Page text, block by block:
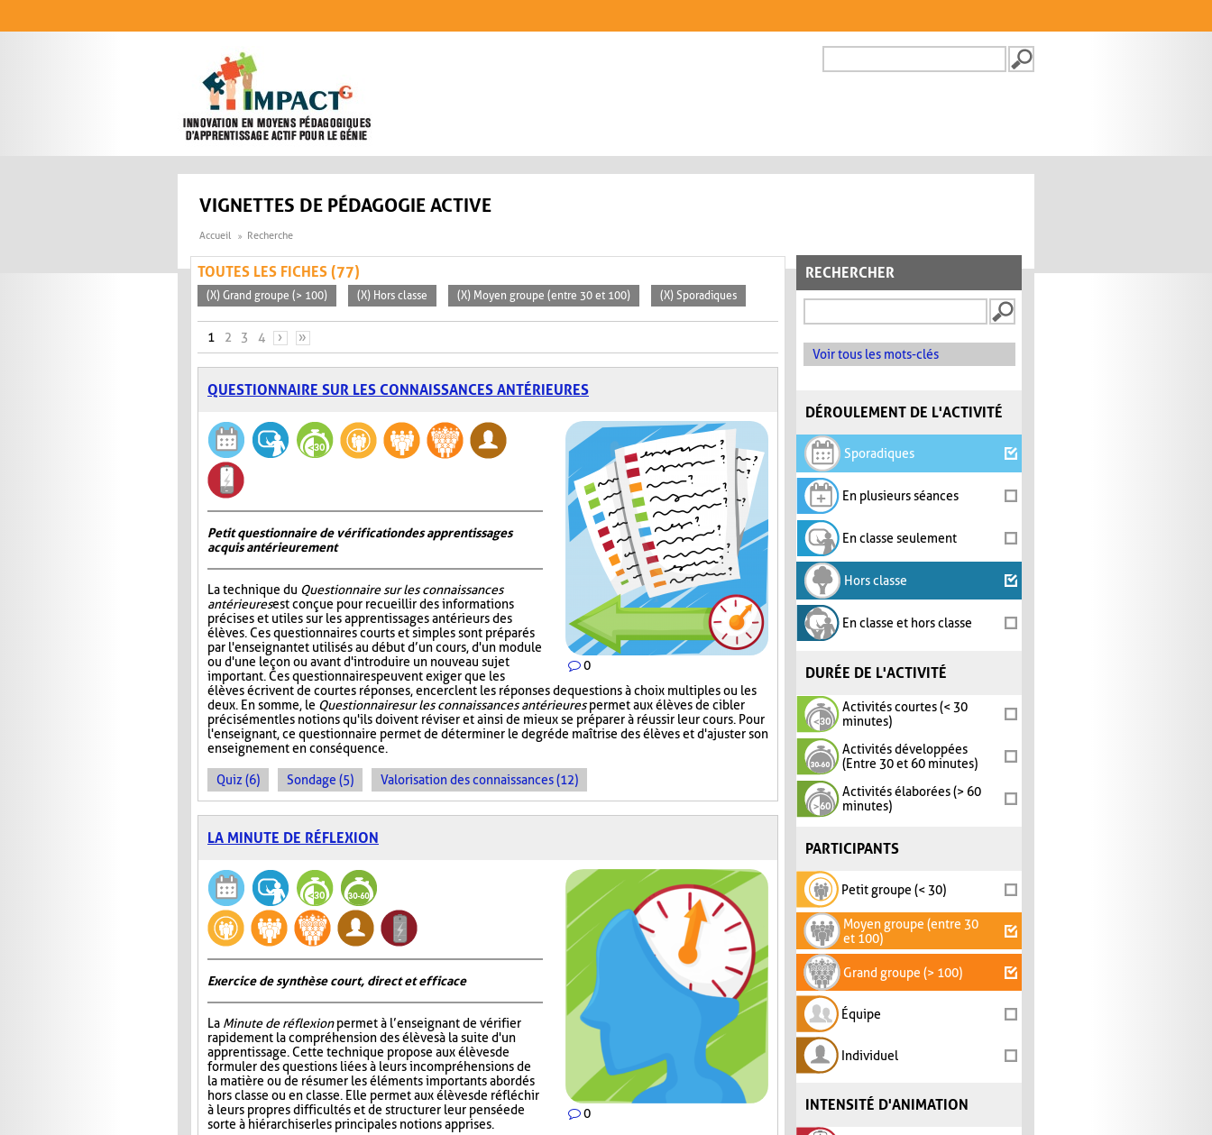
FORMULAIRE DE
VIGNETTES DE PÉDAGOGIE ACTIVE
Accueil Recherche
RECHERCHER
Voir tous les mots-clés
DÉROULEMENT DE L'ACTIVITÉ
Sporadiques
En plusieurs séances
En classe seulement
Hors classe
En classe et hors classe
DURÉE DE L'ACTIVITÉ
Activités courtes (< 30
minutes)
Activités développées
(Entre 30 et 60 minutes)
Activités élaborées (> 60
minutes)
PARTICIPANTS
Petit groupe (< 30)
Moyen groupe (entre 30
et 100)
Grand groupe (> 100)
Équipe
Individuel
INTENSITÉ D'ANIMATION
TOUTES LES FICHES (77)
(X) Grand groupe (> 100) (X) Hors classe (X) Moyen groupe (entre 30 et 100) (X) Sporadiques
PAGES
1 2 3 4 › »
QUESTIONNAIRE SUR LES CONNAISSANCES ANTÉRIEURES
0
Petit questionnaire de vérification des apprentissages
acquis antérieurement
La technique du Questionnaire sur les connaissances
antérieuresest conçue pour recueillir des informations
précises et utiles sur les apprentissages antérieurs des
élèves. Ces questionnaires courts et simples sont préparés
par l'enseignant et utilisés au début d’un cours, d'un module
ou d'une leçon ou avant d'introduire un nouveau sujet
important. Ces questionnaires peuvent exiger que les
élèves écrivent de courtes réponses, encerclent les réponses de questions à choix multiples ou les
deux. En somme, le Questionnaire sur les connaissances antérieurespermet aux élèves de cibler
précisément les notions qu'ils doivent réviser et ainsi de mieux se préparer à réussir leur cours. Pour
l'enseignant, ce questionnaire permet de déterminer le degré de maîtrise des élèves et d'ajuster son
enseignement en conséquence.
Quiz (6) Sondage (5) Valorisation des connaissances (12)
LA MINUTE DE RÉFLEXION
0
Exercice de synthèse court, direct et efficace
La Minute de réflexionpermet à l’enseignant de vérifier
rapidement la compréhension des élèves à la suite d'un
apprentissage. Cette technique propose aux élèves de
formuler des questions liées à leurs incompréhensions de
la matière ou de résumer les éléments importants abordés
hors classe ou en classe. Elle permet aux élèves de réfléchir
à leurs propres difficultés et de structurer leur pensée de
sorte à hiérarchiser les principales notions apprises.